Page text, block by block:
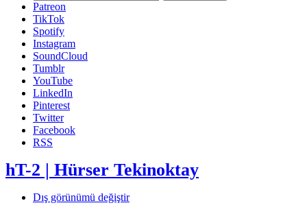
Patreon
TikTok
Spotify
Instagram
SoundCloud
Tumblr
YouTube
LinkedIn
Pinterest
Twitter
Facebook
RSS
hT-2 | Hürser Tekinoktay
Dış görünümü değiştir